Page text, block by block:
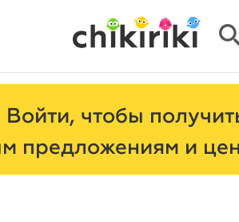
, чтобы
предложениям и